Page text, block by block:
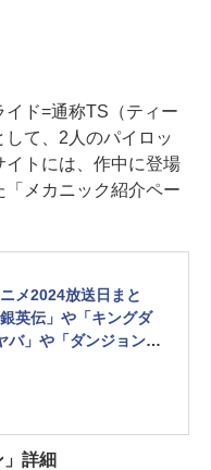
ド=通称TS（ティー
て、2人のパイロッ
イトには、作中に登場
メカニック紹介ペー
メ2024放送日まと
英伝」や「キングダ
バ」や「ダンジョン
」詳細